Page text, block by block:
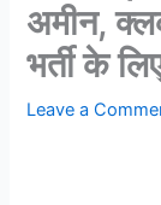
अमीन,
भर्ती के
Leave a